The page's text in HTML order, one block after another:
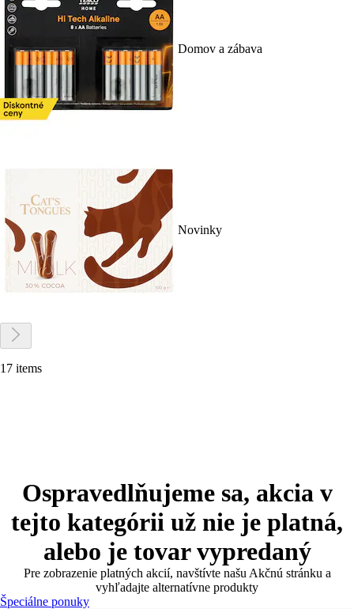
Domov a zábava
Novinky
17 items
Ospravedlňujeme sa, akcia v
tejto kategórii už nie je platná,
alebo je tovar vypredaný
Pre zobrazenie platných akcií, navštívte našu Akčnú stránku a
vyhľadajte alternatívne produkty
Špeciálne ponuky